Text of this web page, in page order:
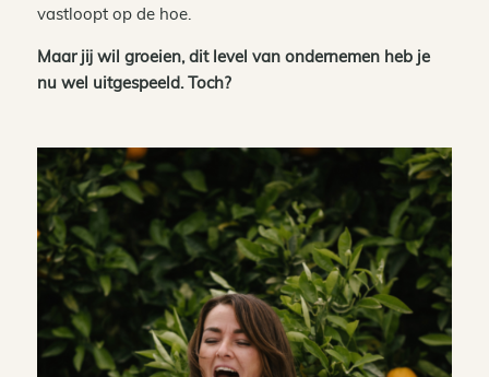
vastloopt op de hoe.
Maar jij wil groeien, dit level van ondernemen heb je
nu wel uitgespeeld. Toch?